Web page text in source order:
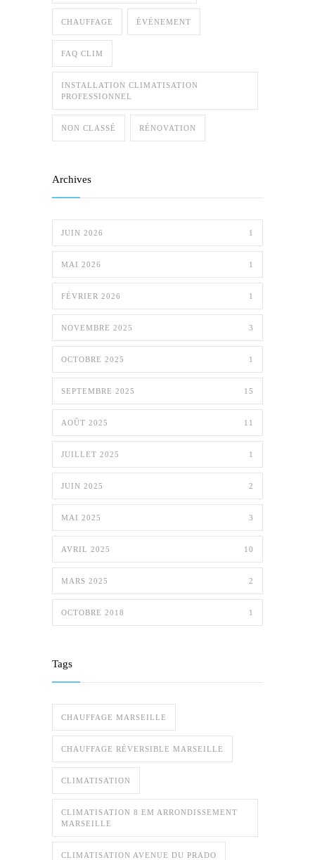
CHAUFFAGE ÉVÉNEMENT
FAQ CLIM
INSTALLATION CLIMATISATION
PROFESSIONNEL
NON CLASSÉ RÉNOVATION
Archives
JUIN 2026 1
MAI 2026 1
FÉVRIER 2026 1
NOVEMBRE 2025 3
OCTOBRE 2025 1
SEPTEMBRE 2025 15
AOÛT 2025 11
JUILLET 2025 1
JUIN 2025 2
MAI 2025 3
AVRIL 2025 10
MARS 2025 2
OCTOBRE 2018 1
Tags
CHAUFFAGE MARSEILLE
CHAUFFAGE RÉVERSIBLE MARSEILLE
CLIMATISATION
CLIMATISATION 8 EM ARRONDISSEMENT
MARSEILLE
CLIMATISATION AVENUE DU PRADO